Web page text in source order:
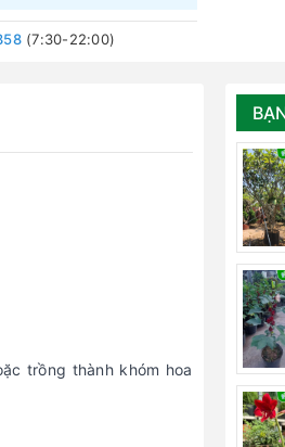
(7:30-22:00)
trồng thành khóm hoa